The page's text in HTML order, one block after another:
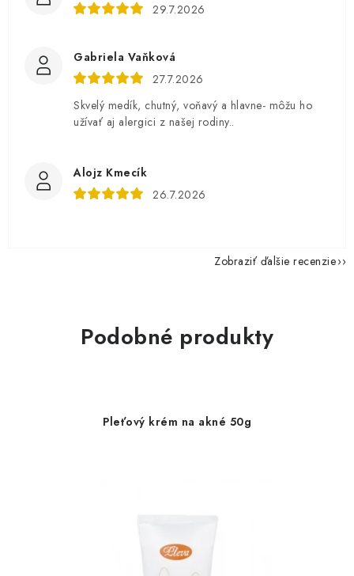
29.7.2026
Gabriela Vaňková
27.7.2026
Skvelý medík, chutný, voňavý a hlavne- môžu ho
užívať aj alergici z našej rodiny..
Alojz Kmecík
26.7.2026
Zobraziť ďalšie recenzie
Podobné produkty
Pleťový krém na akné 50g